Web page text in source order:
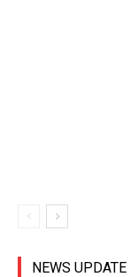
NEWS UPDATE